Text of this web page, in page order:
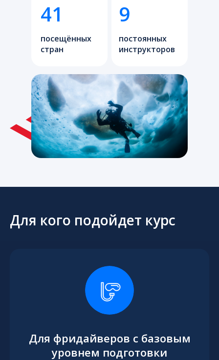
посещённых
стран
41
постоянных
инструкторов
9
Для кого подойдет курс
Для фридайверов с базовым
уровнем подготовки